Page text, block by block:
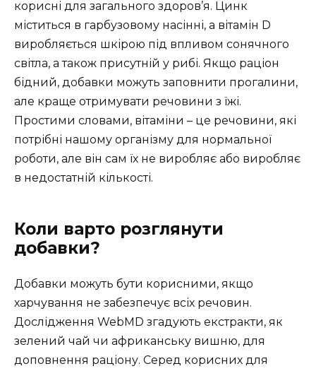
корисні для загального здоров’я. Цинк
міститься в гарбузовому насінні, а вітамін D
виробляється шкірою під впливом сонячного
світла, а також присутній у рибі. Якщо раціон
бідний, добавки можуть заповнити прогалини,
але краще отримувати речовини з їжі.
Простими словами, вітаміни – це речовини, які
потрібні нашому організму для нормальної
роботи, але він сам їх не виробляє або виробляє
в недостатній кількості.
Коли варто розглянути
добавки?
Добавки можуть бути корисними, якщо
харчування не забезпечує всіх речовин.
Дослідження WebMD згадують екстракти, як
зелений чай чи африканську вишню, для
доповнення раціону. Серед корисних для